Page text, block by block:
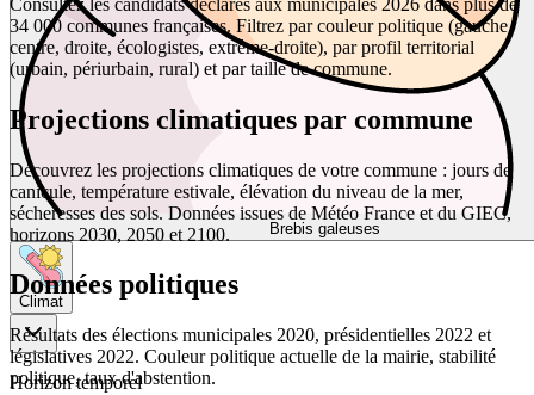
Brebis galeuses
Climat
Horizon temporel
34 000 communes françaises. Filtrez par couleur politique (gauche,
centre, droite, écologistes, extrême-droite), par profil territorial
(urbain, périurbain, rural) et par taille de commune.
Projections climatiques par commune
Découvrez les projections climatiques de votre commune : jours de
canicule, température estivale, élévation du niveau de la mer,
sécheresses des sols. Données issues de Météo France et du GIEC,
horizons 2030, 2050 et 2100.
Données politiques
Résultats des élections municipales 2020, présidentielles 2022 et
législatives 2022. Couleur politique actuelle de la mairie, stabilité
politique, taux d'abstention.